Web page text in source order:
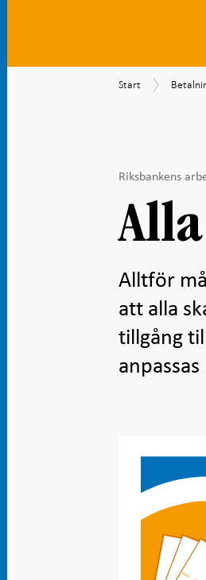
Start
Start
Riksbankens
Alltför
att alla
tillgång